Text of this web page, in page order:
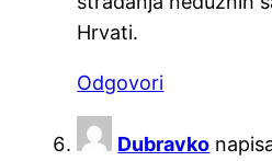
Hrvati.
Odgovori
Dubravko